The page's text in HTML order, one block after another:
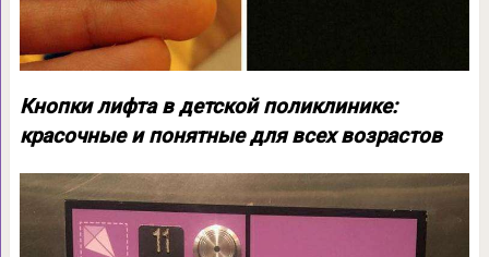
Кнопки лифта в детской поликлинике:
красочные и понятные для всех возрастов